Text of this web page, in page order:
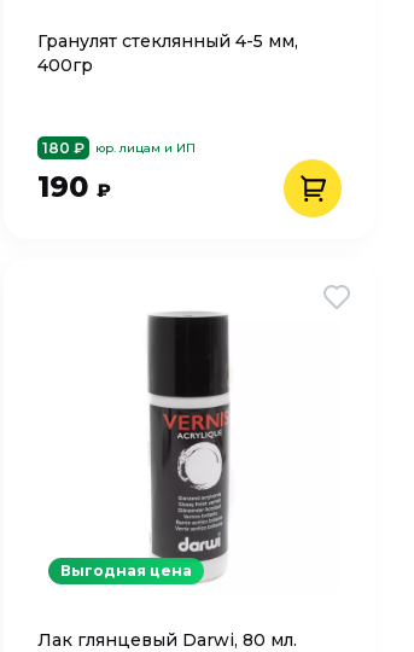
Гранулят стеклянный 4-5 мм,
400гр
180 ₽ юр. лицам и ИП
190 ₽
Лак глянцевый Darwi, 80 мл.
Выгодная цена